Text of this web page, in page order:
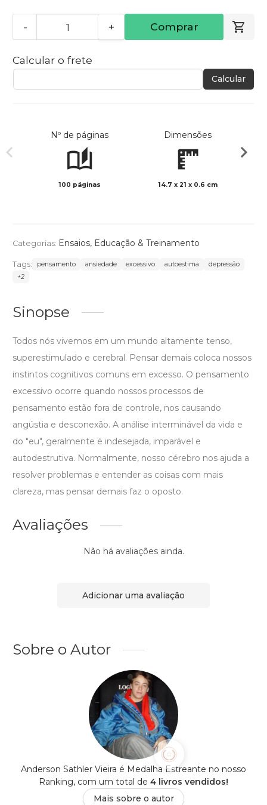
- + Comprar
Calcular o frete
Calcular
Nº de páginas
100 páginas
Dimensões
14.7 x 21 x 0.6 cm
Categorias: Ensaios, Educação & Treinamento
Tags: pensamento ansiedade excessivo autoestima
depressão
+2
Sinopse
Todos nós vivemos em um mundo altamente tenso,
superestimulado e cerebral. Pensar demais coloca nossos
instintos cognitivos comuns em excesso. O pensamento
excessivo ocorre quando nossos processos de
pensamento estão fora de controle, nos causando
angústia e desconexão. A análise interminável da vida e
do "eu", geralmente é indesejada, imparável e
autodestrutiva. Normalmente, nosso cérebro nos ajuda a
resolver problemas e entender as coisas com mais
clareza, mas pensar demais faz o oposto.
Avaliações
Não há avaliações ainda.
Adicionar uma avaliação
Sobre o Autor
Anderson Sathler Vieira é Medalha Estreante no nosso
Ranking, com um total de 4 livros vendidos!
Mais sobre o autor